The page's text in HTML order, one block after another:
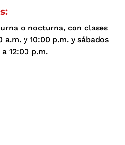
o nocturna, con clases
y 10:00 p.m. y sábados
12:00 p.m.